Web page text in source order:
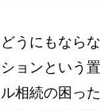
どうにもなら
ションという
ル相続の困っ